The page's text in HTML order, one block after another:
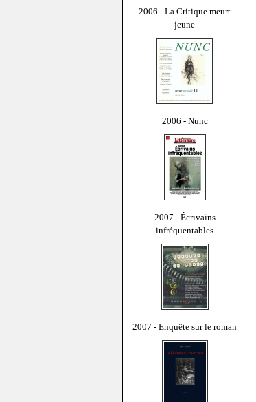
2006 - La Critique meurt
jeune
2006 - Nunc
2007 - Écrivains
infréquentables
2007 - Enquête sur le roman